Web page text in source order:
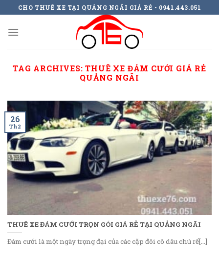
to
content
CHO THUÊ XE TẠI QUẢNG NGÃI GIÁ RẺ - 0941.443.051
TAG ARCHIVES:THUÊ XE ĐÁM CƯỚI GIÁ RẺ
QUẢNG NGÃI
THUÊ XE ĐÁM CƯỚI TRỌN GÓI GIÁ RẺ TẠI QUẢNG NGÃI
Đám cưới là một ngày trọng đại của các cặp đôi cô dâu chú rể[...]
26
Th2